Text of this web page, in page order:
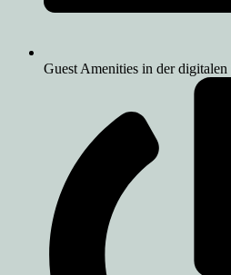
Guest Amenities in der digitalen